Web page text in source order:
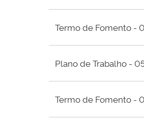
Termo de Fomento -
Plano de Trabalho -
Termo de Fomento -